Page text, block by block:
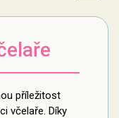
příležitost
včelaře. Díky